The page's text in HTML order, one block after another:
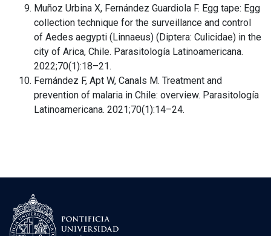
Muñoz Urbina X, Fernández Guardiola F. Egg tape: Egg
collection technique for the surveillance and control
of Aedes aegypti (Linnaeus) (Diptera: Culicidae) in the
city of Arica, Chile. Parasitología Latinoamericana.
2022;70(1):18–21.
Fernández F, Apt W, Canals M. Treatment and
prevention of malaria in Chile: overview. Parasitología
Latinoamericana. 2021;70(1):14–24.